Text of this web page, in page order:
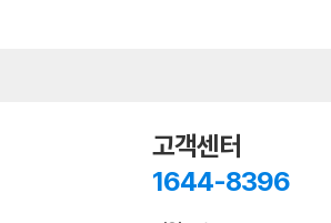
고객센터
1644-8396